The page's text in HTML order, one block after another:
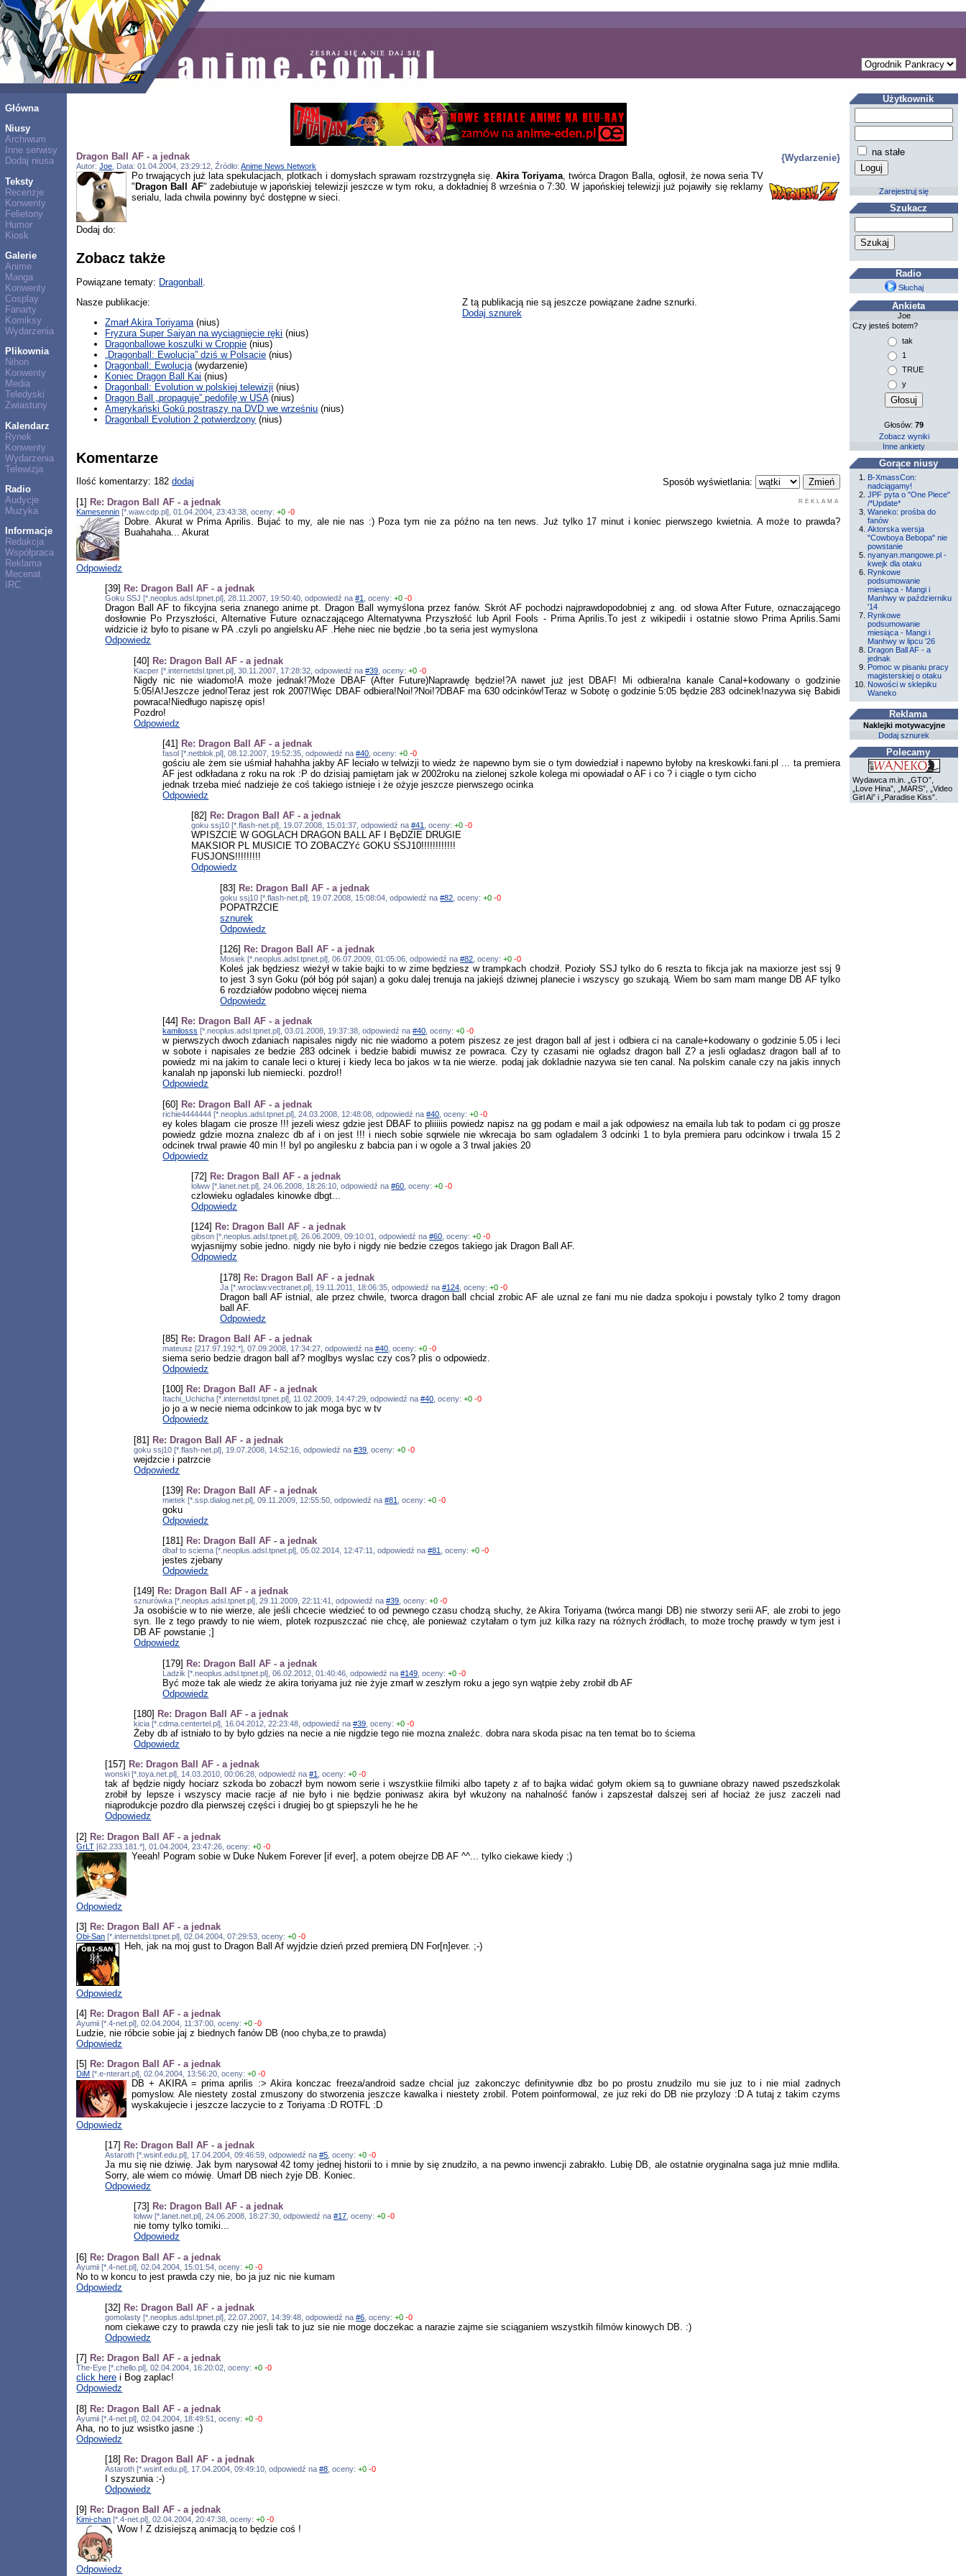
Główna
Niusy
Archiwum
Inne serwisy
Dodaj niusa
Teksty
Recenzje
Konwenty
Felietony
Humor
Kiosk
Galerie
Anime
Manga
Konwenty
Cosplay
Fanarty
Komiksy
Wydarzenia
Plikownia
Nihon
Konwenty
Media
Teledyski
Zwiastuny
Kalendarz
Rynek
Konwenty
Wydarzenia
Telewizja
Radio
Audycje
Muzyka
Informacje
Redakcja
Współpraca
Reklama
Mecenat
IRC
{Wydarzenie}
Dragon Ball AF - a jednak
Autor:Joe , Data: 01.04.2004, 23:29:12, Źródło:Anime News Network
Po trwających już lata spekulacjach, plotkach i domysłach sprawam rozstrzygnęła się.Akira Toriyama , twórca Dragon Balla, ogłosił, że nowa seria TV
"Dragon Ball AF" zadebiutuje w japońskiej telewizji jeszcze w tym roku, a dokładniej 8 września o 7:30. W japońskiej telewizji już pojawiły się reklamy
serialu, lada chwila powinny być dostępne w sieci.
Dodaj do:
Zobacz także
Powiązane tematy: Dragonball
Nasze publikacje:
Zmarł Akira Toriyama(nius)
Fryzura Super Saiyan na wyciągnięcie ręki (nius)
Dragonballowe koszulki w Croppie (nius)
„Dragonball: Ewolucja” dziś w Polsacie (nius)
Dragonball: Ewolucja(wydarzenie)
Koniec Dragon Ball Kai (nius)
Dragonball: Evolution w polskiej telewizji (nius)
Dragon Ball „propaguje” pedofilę w USA(nius)
Amerykański Gokū postraszy na DVD we wrześniu (nius)
Dragonball Evolution 2 potwierdzony (nius)
Z tą publikacją nie są jeszcze powiązane żadne sznurki.
Dodaj sznurek
Komentarze
Sposób wyświetlania:
Ilość komentarzy: 182dodaj
REKLAMA
[1] Re: Dragon Ball AF - a jednak
Kamesennin [*.waw.cdp.pl], 01.04.2004, 23:43:38, oceny:+0 -0
Dobre. Akurat w Prima Aprilis. Bujać to my, ale nie nas :) Poza tym nie za późno na ten news. Już tylko 17 minut i koniec pierwszego kwietnia. A może to prawda?
Buahahaha... Akurat
Odpowiedz
[39] Re: Dragon Ball AF - a jednak
Goku SSJ [*.neoplus.adsl.tpnet.pl], 28.11.2007, 19:50:40, odpowiedź na#1 , oceny:+0 -0
Dragon Ball AF to fikcyjna seria znanego anime pt. Dragon Ball wymyślona przez fanów. Skrót AF pochodzi najprawdopodobniej z ang. od słowa After Future, oznaczającego
dosłownie Po Przyszłości, Alternative Future oznaczającego Alternatywna Przyszłość lub April Fools - Prima Aprilis.To jest z wikipedii i ostatnie słowo Prima Aprilis.Sami
widzicie iż było to pisane w PA .czyli po angielsku AF .Hehe niec nie będzie ,bo ta seria jest wymyslona
Odpowiedz
[40] Re: Dragon Ball AF - a jednak
Kacper [*.internetdsl.tpnet.pl], 30.11.2007, 17:28:32, odpowiedź na#39 , oceny:+0 -0
Nigdy nic nie wiadomo!A może jednak!?Może DBAF (After Future)Naprawdę będzie!?A nawet już jest DBAF! Mi odbiera!na kanale Canal+kodowany o godzinie
5:05!A!Jeszcze jedno!Teraz jest rok 2007!Więc DBAF odbiera!Noi!?Noi!?DBAF ma 630 odcinków!Teraz w Sobotę o godzinie 5:05 będzie 283 odcinek!nazywa się Babidi
powraca!Niedługo napiszę opis!
Pozdro!
Odpowiedz
[41] Re: Dragon Ball AF - a jednak
fasol [*.netblok.pl], 08.12.2007, 19:52:35, odpowiedź na#40 , oceny:+0 -0
gościu ale żem sie uśmiał hahahha jakby AF leciało w telwizji to wiedz że napewno bym sie o tym dowiedział i napewno byłoby na kreskowki.fani.pl ... ta premiera
AF jest odkładana z roku na rok :P do dzisiaj pamiętam jak w 2002roku na zielonej szkole kolega mi opowiadał o AF i co ? i ciągle o tym cicho
jednak trzeba mieć nadzieje że coś takiego istnieje i że ożyje jeszcze pierwszego ocinka
Odpowiedz
[82] Re: Dragon Ball AF - a jednak
goku ssj10 [*.flash-net.pl], 19.07.2008, 15:01:37, odpowiedź na#41 , oceny:+0 -0
WPISZCIE W GOGLACH DRAGON BALL AF I BęDZIE DRUGIE
MAKSIOR PL MUSICIE TO ZOBACZYć GOKU SSJ10!!!!!!!!!!!!
FUSJONS!!!!!!!!!
Odpowiedz
[83] Re: Dragon Ball AF - a jednak
goku ssj10 [*.flash-net.pl], 19.07.2008, 15:08:04, odpowiedź na#82 , oceny:+0 -0
POPATRZCIE
sznurek
Odpowiedz
[126] Re: Dragon Ball AF - a jednak
Mosiek [*.neoplus.adsl.tpnet.pl], 06.07.2009, 01:05:06, odpowiedź na#82 , oceny:+0 -0
Koleś jak będziesz wieżył w takie bajki to w zime będziesz w trampkach chodził. Pozioły SSJ tylko do 6 reszta to fikcja jak na maxiorze jest ssj 9
to jest 3 syn Goku (pół bóg pół sajan) a goku dalej trenuja na jakiejś dziwnej planecie i wszyscy go szukają. Wiem bo sam mam mange DB AF tylko
6 rozdziałów podobno więcej niema
Odpowiedz
[44] Re: Dragon Ball AF - a jednak
kamilosss [*.neoplus.adsl.tpnet.pl], 03.01.2008, 19:37:38, odpowiedź na#40 , oceny:+0 -0
w pierwszych dwoch zdaniach napisales nigdy nic nie wiadomo a potem piszesz ze jest dragon ball af jest i odbiera ci na canale+kodowany o godzinie 5.05 i leci
w sobote i napisales ze bedzie 283 odcinek i bedzie babidi muwisz ze powraca. Czy ty czasami nie ogladsz dragon ball Z? a jesli ogladasz dragon ball af to
powiedz mi na jakim to canale leci o kturej i kiedy leca bo jakos w ta nie wierze. podaj jak dokladnie nazywa sie ten canal. Na polskim canale czy na jakis innych
kanalah np japonski lub niemiecki. pozdro!!
Odpowiedz
[60] Re: Dragon Ball AF - a jednak
richie4444444 [*.neoplus.adsl.tpnet.pl], 24.03.2008, 12:48:08, odpowiedź na#40 , oceny:+0 -0
ey koles blagam cie prosze !!! jezeli wiesz gdzie jest DBAF to pliiiiis powiedz napisz na gg podam e mail a jak odpowiesz na emaila lub tak to podam ci gg prosze
powiedz gdzie mozna znalezc db af i on jest !!! i niech sobie sqrwiele nie wkrecaja bo sam ogladalem 3 odcinki 1 to byla premiera paru odcinkow i trwala 15 2
odcinek trwal prawie 40 min !! byl po angilesku z babcia pan i w ogole a 3 trwal jakies 20
Odpowiedz
[72] Re: Dragon Ball AF - a jednak
lolww [*.lanet.net.pl], 24.06.2008, 18:26:10, odpowiedź na#60 , oceny:+0 -0
czlowieku ogladales kinowke dbgt...
Odpowiedz
[124] Re: Dragon Ball AF - a jednak
gibson [*.neoplus.adsl.tpnet.pl], 26.06.2009, 09:10:01, odpowiedź na#60 , oceny:+0 -0
wyjasnijmy sobie jedno. nigdy nie było i nigdy nie bedzie czegos takiego jak Dragon Ball AF.
Odpowiedz
[178] Re: Dragon Ball AF - a jednak
Ja [*.wroclaw.vectranet.pl], 19.11.2011, 18:06:35, odpowiedź na#124 , oceny:+0 -0
Dragon ball AF istnial, ale przez chwile, tworca dragon ball chcial zrobic AF ale uznal ze fani mu nie dadza spokoju i powstaly tylko 2 tomy dragon
ball AF.
Odpowiedz
[85] Re: Dragon Ball AF - a jednak
mateusz [217.97.192.*], 07.09.2008, 17:34:27, odpowiedź na#40 , oceny:+0 -0
siema serio bedzie dragon ball af? moglbys wyslac czy cos? plis o odpowiedz.
Odpowiedz
[100] Re: Dragon Ball AF - a jednak
Itachi_Uchicha [*.internetdsl.tpnet.pl], 11.02.2009, 14:47:29, odpowiedź na#40 , oceny:+0 -0
jo jo a w necie niema odcinkow to jak moga byc w tv
Odpowiedz
[81] Re: Dragon Ball AF - a jednak
goku ssj10 [*.flash-net.pl], 19.07.2008, 14:52:16, odpowiedź na#39 , oceny:+0 -0
wejdzcie i patrzcie
Odpowiedz
[139] Re: Dragon Ball AF - a jednak
mietek [*.ssp.dialog.net.pl], 09.11.2009, 12:55:50, odpowiedź na#81 , oceny:+0 -0
goku
Odpowiedz
[181] Re: Dragon Ball AF - a jednak
dbaf to sciema [*.neoplus.adsl.tpnet.pl], 05.02.2014, 12:47:11, odpowiedź na#81 , oceny:+0 -0
jestes zjebany
Odpowiedz
[149] Re: Dragon Ball AF - a jednak
sznurówka [*.neoplus.adsl.tpnet.pl], 29.11.2009, 22:11:41, odpowiedź na#39, oceny:+0 -0
Ja osobiście w to nie wierze, ale jeśli chcecie wiedzieć to od pewnego czasu chodzą słuchy, że Akira Toriyama (twórca mangi DB) nie stworzy serii AF, ale zrobi to jego
syn. Ile z tego prawdy to nie wiem, plotek rozpuszczać nie chcę, ale ponieważ czytałam o tym już kilka razy na różnych źródłach, to może trochę prawdy w tym jest i
DB AF powstanie ;]
Odpowiedz
[179] Re: Dragon Ball AF - a jednak
Ladzik [*.neoplus.adsl.tpnet.pl], 06.02.2012, 01:40:46, odpowiedź na#149 , oceny:+0 -0
Być może tak ale wiedz że akira toriyama już nie żyje zmarł w zeszłym roku a jego syn wątpie żeby zrobił db AF
Odpowiedz
[180] Re: Dragon Ball AF - a jednak
kicia [*.cdma.centertel.pl], 16.04.2012, 22:23:48, odpowiedź na#39 , oceny:+0 -0
Żeby db af istniało to by było gdzies na necie a nie nigdzie tego nie mozna znaleźc. dobra nara skoda pisac na ten temat bo to ściema
Odpowiedz
[157] Re: Dragon Ball AF - a jednak
wonski [*.toya.net.pl], 14.03.2010, 00:06:28, odpowiedź na#1, oceny:+0 -0
tak af będzie nigdy hociarz szkoda bo zobaczł bym nowom serie i wszystkiie filmiki albo tapety z af to bajka widać gołym okiem są to guwniane obrazy nawed pszedszkolak
zrobił by lepsze i wszyscy macie racje af nie było i nie będzie poniwasz akira był wkużony na nahalność fanów i zapszestał dalszej seri af hociaż że jusz zaczeli nad
niąprodukcje pozdro dla pierwszej części i drugiej bo gt spiepszyli he he he
Odpowiedz
[2] Re: Dragon Ball AF - a jednak
GrLT [62.233.181.*], 01.04.2004, 23:47:26, oceny:+0 -0
Yeeah! Pogram sobie w Duke Nukem Forever [if ever], a potem obejrze DB AF ^^... tylko ciekawe kiedy ;)
Odpowiedz
[3] Re: Dragon Ball AF - a jednak
Obi-San [*.internetdsl.tpnet.pl], 02.04.2004, 07:29:53, oceny:+0 -0
Heh, jak na moj gust to Dragon Ball Af wyjdzie dzień przed premierą DN For[n]ever. ;-)
Odpowiedz
[4] Re: Dragon Ball AF - a jednak
Ayumii [*.4-net.pl], 02.04.2004, 11:37:00, oceny:+0 -0
Ludzie, nie róbcie sobie jaj z biednych fanów DB (noo chyba,ze to prawda)
Odpowiedz
[5] Re: Dragon Ball AF - a jednak
DiM [*.e-nterart.pl], 02.04.2004, 13:56:20, oceny:+0 -0
DB + AKIRA = prima aprilis :> Akira konczac freeza/android sadze chcial juz zakonczyc definitywnie dbz bo po prostu znudzilo mu sie juz to i nie mial zadnych
pomyslow. Ale niestety zostal zmuszony do stworzenia jeszcze kawalka i niestety zrobil. Potem poinformowal, ze juz reki do DB nie przylozy :D A tutaj z takim czyms
wyskakujecie i jeszcze laczycie to z Toriyama :D ROTFL :D
Odpowiedz
[17] Re: Dragon Ball AF - a jednak
Astaroth [*.wsinf.edu.pl], 17.04.2004, 09:46:59, odpowiedź na#5 , oceny:+0 -0
Ja mu się nie dziwię. Jak bym narysował 42 tomy jednej historii to i mnie by się znudziło, a na pewno inwencji zabrakło. Lubię DB, ale ostatnie oryginalna saga już mnie mdliła.
Sorry, ale wiem co mówię. Umarł DB niech żyje DB. Koniec.
Odpowiedz
[73] Re: Dragon Ball AF - a jednak
lolww [*.lanet.net.pl], 24.06.2008, 18:27:30, odpowiedź na#17 , oceny:+0 -0
nie tomy tylko tomiki...
Odpowiedz
[6] Re: Dragon Ball AF - a jednak
Ayumii [*.4-net.pl], 02.04.2004, 15:01:54, oceny:+0 -0
No to w koncu to jest prawda czy nie, bo ja juz nic nie kumam
Odpowiedz
[32] Re: Dragon Ball AF - a jednak
gomolasty [*.neoplus.adsl.tpnet.pl], 22.07.2007, 14:39:48, odpowiedź na#6 , oceny:+0 -0
nom ciekawe czy to prawda czy nie jesli tak to juz sie nie moge doczekac a narazie zajme sie sciąganiem wszystkih filmów kinowych DB. :)
Odpowiedz
[7] Re: Dragon Ball AF - a jednak
The-Eye [*.chello.pl], 02.04.2004, 16:20:02, oceny:+0 -0
click here i Bog zaplac!
Odpowiedz
[8] Re: Dragon Ball AF - a jednak
Ayumii [*.4-net.pl], 02.04.2004, 18:49:51, oceny:+0 -0
Aha, no to juz wsistko jasne :)
Odpowiedz
[18] Re: Dragon Ball AF - a jednak
Astaroth [*.wsinf.edu.pl], 17.04.2004, 09:49:10, odpowiedź na#8 , oceny:+0 -0
I szyszunia :-)
Odpowiedz
[9] Re: Dragon Ball AF - a jednak
Kimi-chan [*.4-net.pl], 02.04.2004, 20:47:38, oceny:+0 -0
Wow ! Z dzisiejszą animacją to będzie coś !
Odpowiedz
Użytkownik
na stałe
Zarejestruj się
Szukacz
Radio
Słuchaj
Ankieta
Joe
Czy jesteś botem?
tak
1
TRUE
y
Głosów:79
Zobacz wyniki
Inne ankiety
Gorące niusy
B-XmassCon:
nadciągamy!
JPF pyta o "One Piece"
/*Update*
Waneko: prośba do
fanów
Aktorska wersja
"Cowboya Bebopa" nie
powstanie
nyanyan.mangowe.pl -
kwejk dla otaku
Rynkowe
podsumowanie
miesiąca - Mangi i
Manhwy w październiku
'14
Rynkowe
podsumowanie
miesiąca - Mangi i
Manhwy w lipcu '26
Dragon Ball AF - a
jednak
Pomoc w pisaniu pracy
magisterskiej o otaku
Nowości w sklepiku
Waneko
Reklama
Naklejki motywacyjne
Dodaj sznurek
Polecamy
Wydawca m.in. „GTO”,
„Love Hina”, „MARS”, „Video
Girl Ai” i „Paradise Kiss”.